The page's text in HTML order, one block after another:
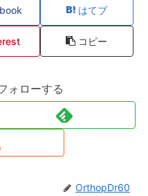
はてブ
コピー
ォローする
OrthopDr60